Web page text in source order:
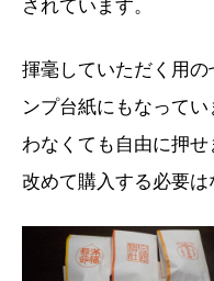
されています。
揮毫していただく用
ンプ台紙にもなって
わなくても自由に押
改めて購入する必要は